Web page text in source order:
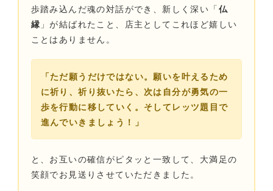
歩踏み込んだ魂の対話ができ、新しく深い「仏
縁 」が結ばれたこと、店主としてこれほど嬉しい
ことはありません。
「ただ願うだけではない。願いを叶えるため
に祈り、祈り抜いたら、次は自分が勇気の一
歩を行動に移していく。そしてレッツ題目で
進んでいきましょう！」
と、お互いの確信がピタッと一致して、大満足の
笑顔でお見送りさせていただきました。